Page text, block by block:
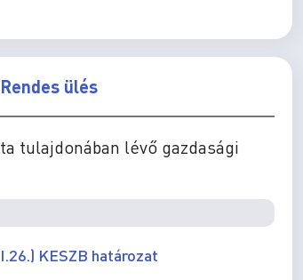
ülés
tulajdonában lévő gazdasági
KESZB határozat